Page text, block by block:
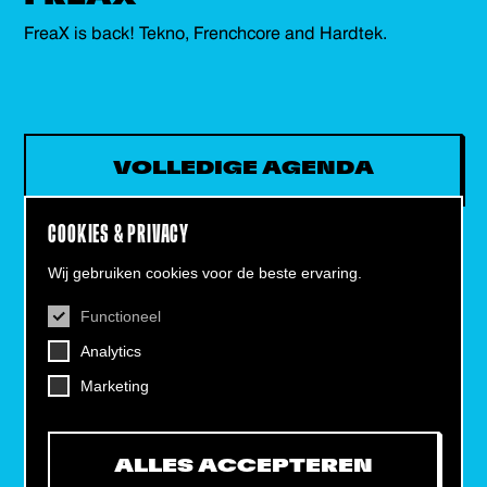
COOKIES & PRIVACY
Wij gebruiken cookies voor de beste ervaring.
Functioneel
Analytics
Marketing
ALLES ACCEPTEREN
FreaX is back! Tekno, Frenchcore and Hardtek.
VOLLEDIGE AGENDA
CONTACT
Helling 7, 3523 CB Utrecht